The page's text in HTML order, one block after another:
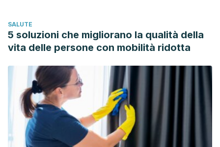
Tate JE, Burton AH, Boschi-Pinto C, Steele AD, Duque J,
Parashar UD (February de 2012). «2008 estimate of
worldwide rotavirus-associated mortality in children
younger than 5 years before the introduction of universal
rotavirus vaccination programmes: a systematic review and
meta-analysis».The Lancet Infectious Diseases
41.
Gastroenteritis, MedlinePLUS.gov. Recogido a 20 de
agosto en
SALUTE
5 soluzioni che migliorano la qualità della
vita delle persone con mobilità ridotta